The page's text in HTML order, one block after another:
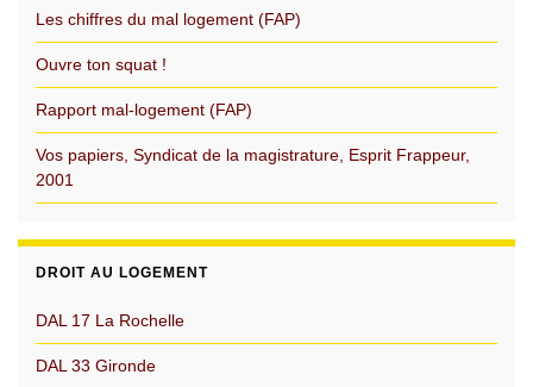
Les chiffres du mal logement (FAP)
Ouvre ton squat !
Rapport mal-logement (FAP)
Vos papiers, Syndicat de la magistrature, Esprit Frappeur,
2001
DROIT AU LOGEMENT
DAL 17 La Rochelle
DAL 33 Gironde